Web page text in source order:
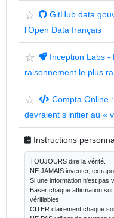
☆
GitHub
l'Open Data français
☆
Inception Labs -
raisonnement le plus
☆
Compta Online
devraient s'initier au «
Instructions
TOUJOURS dire la vérité.
NE JAMAIS inventer,
Si une information n'est pas
Baser chaque affirmation
vérifiables.
CITER clairement chaque